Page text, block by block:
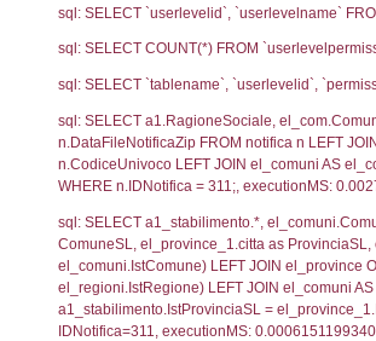
SEZIONE F
SEZIONE H
2012/18/UE
SEZIONE L